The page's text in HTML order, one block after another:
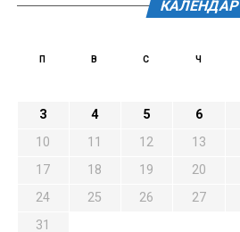
КАЛЕНДАР
П В С Ч
3
4 5 6
10
11 12 13
17
18 19 20
24
25 26 27
31